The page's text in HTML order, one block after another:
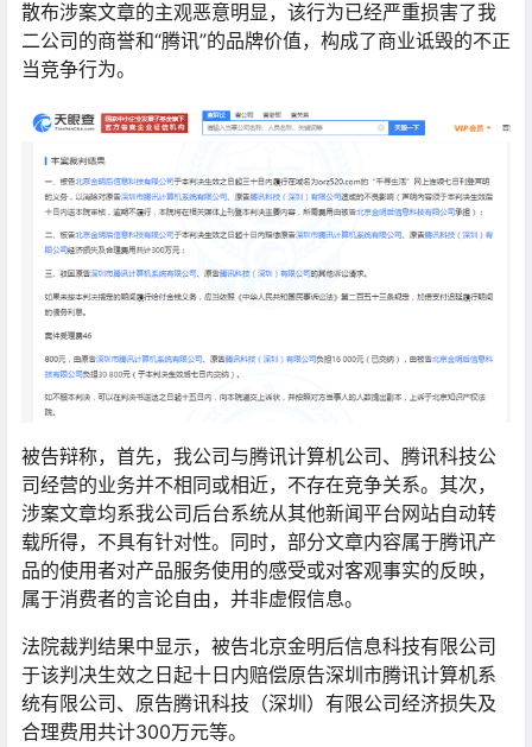
散布涉案文章的主观恶意明显，该行为已经严重损害了我
二公司的商誉和“腾讯”的品牌价值，构成了商业诋毁的不正
当竞争行为。
被告辩称，首先，我公司与腾讯计算机公司、腾讯科技公
司经营的业务并不相同或相近，不存在竞争关系。其次，
涉案文章均系我公司后台系统从其他新闻平台网站自动转
载所得，不具有针对性。同时，部分文章内容属于腾讯产
品的使用者对产品服务使用的感受或对客观事实的反映，
属于消费者的言论自由，并非虚假信息。
法院裁判结果中显示，被告北京金明后信息科技有限公司
于该判决生效之日起十日内赔偿原告深圳市腾讯计算机系
统有限公司、原告腾讯科技（深圳）有限公司经济损失及
合理费用共计300万元等。